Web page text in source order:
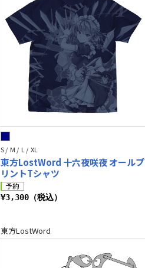
S / M / L / XL
東方LostWord 十六夜咲夜 オールプ
リントTシャツ
¥3,300（税込）
東方LostWord